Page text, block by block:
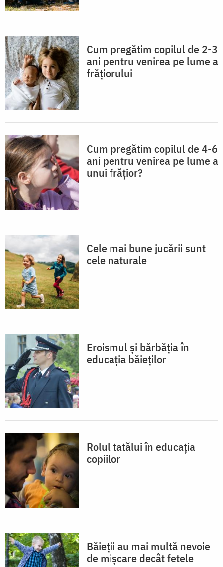
Cum pregătim copilul de 2-3
ani pentru venirea pe lume a
frățiorului
Cum pregătim copilul de 4-6
ani pentru venirea pe lume a
unui frățior?
Cele mai bune jucării sunt
cele naturale
Eroismul și bărbăția în
educația băieților
Rolul tatălui în educația
copiilor
Băieții au mai multă nevoie
de mișcare decât fetele